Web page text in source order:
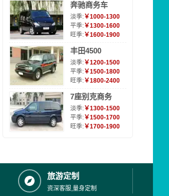
奔驰商务车
淡季:￥1000-1300
平季:￥1300-1600
旺季:￥1600-1900
丰田4500
淡季:￥1200-1500
平季:￥1500-1800
旺季:￥1800-2400
7座别克商务
淡季:￥1300-1500
平季:￥1500-1700
旺季:￥1700-1900
旅游定制
资深客服,量身定制